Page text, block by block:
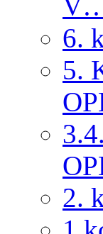
6.
5.
2.